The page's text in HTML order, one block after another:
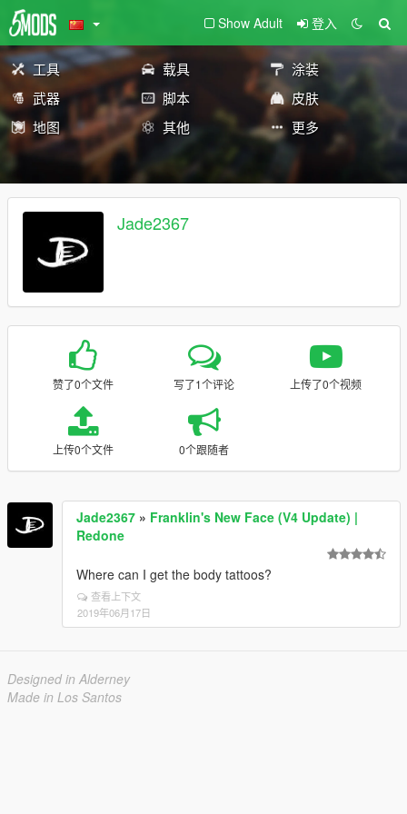
Show Adult 登入
工具 载具
涂装
武器
脚本
皮肤
地图
其他 更多
Jade2367
赞了0个文件 写了1个评论 上传了0个视频
上传0个文件 0个跟随者
Jade2367 » Franklin's New Face (V4 Update) |
Redone
Where can I get the body tattoos?
查看上下文
2019年06月17日
Designed in Alderney
Made in Los Santos